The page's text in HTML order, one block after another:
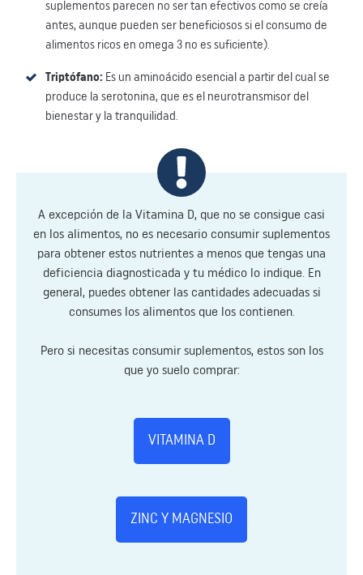
suplementos parecen no ser tan efectivos como se creía
antes, aunque pueden ser beneficiosos si el consumo de
alimentos ricos en omega 3 no es suficiente).
Triptófano: Es un aminoácido esencial a partir del cual se
produce la serotonina, que es el neurotransmisor del
bienestar y la tranquilidad.
A excepción de la Vitamina D, que no se consigue casi
en los alimentos, no es necesario consumir suplementos
para obtener estos nutrientes a menos que tengas una
deficiencia diagnosticada y tu médico lo indique. En
general, puedes obtener las cantidades adecuadas si
consumes los alimentos que los contienen.
Pero si necesitas consumir suplementos, estos son los
que yo suelo comprar:
VITAMINA D
ZINC Y MAGNESIO